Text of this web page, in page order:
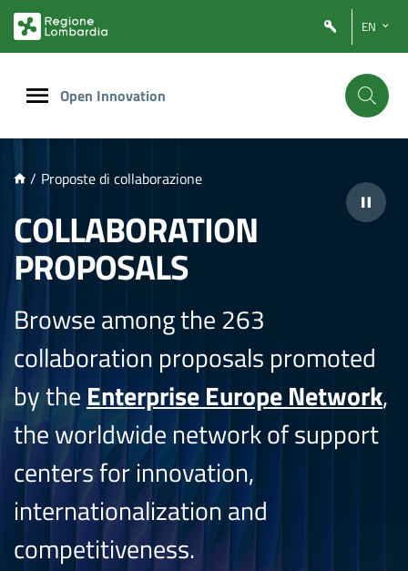
PRINCIPALE
EN
Open Innovation
/ Proposte di collaborazione
COLLABORATION
PROPOSALS
Browse among the 263
collaboration proposals promoted
by the Enterprise Europe Network,
the worldwide network of support
centers for innovation,
internationalization and
competitiveness.